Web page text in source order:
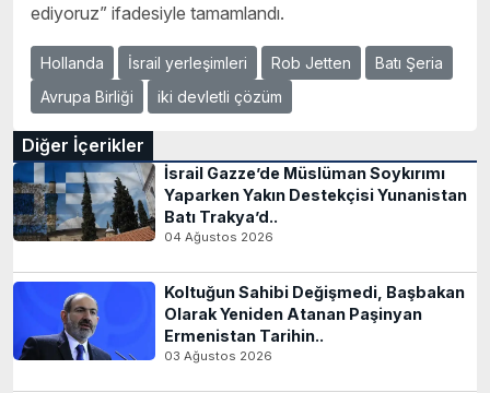
ediyoruz” ifadesiyle tamamlandı.
Hollanda İsrail yerleşimleri Rob Jetten
Batı Şeria
Avrupa Birliği
iki devletli çözüm
Diğer İçerikler
İsrail Gazze’de Müslüman Soykırımı
Yaparken Yakın Destekçisi Yunanistan
Batı Trakya’d..
04 Ağustos 2026
Koltuğun Sahibi Değişmedi, Başbakan
Olarak Yeniden Atanan Paşinyan
Ermenistan Tarihin..
03 Ağustos 2026